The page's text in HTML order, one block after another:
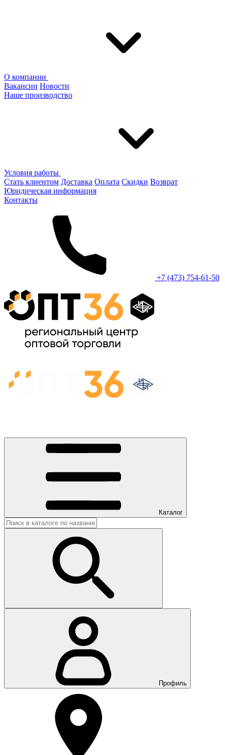
О компании
Вакансии Новости
Наше производство
Условия работы
Стать клиентом Доставка Оплата Скидки Возврат
Юридическая информация
Контакты
+7 (473) 754-61-50
Каталог
Профиль